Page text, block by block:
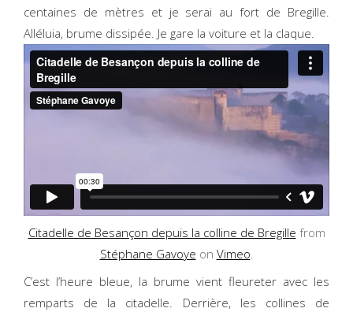
centaines de mètres et je serai au fort de Bregille.
Alléluia, brume dissipée. Je gare la voiture et la claque.
Citadelle de Besançon depuis la colline de Bregille from
Stéphane Gavoye on Vimeo.
C’est l’heure bleue, la brume vient fleureter avec les
remparts de la citadelle. Derrière, les collines de